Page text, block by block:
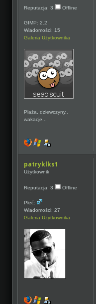
Reputacja: 3 Offline
GIMP: 2.2
Wiadomości: 15
Galeria Użytkownika
Plaża, dziewczyny..
wakacje...
patryklks1
Użytkownik
Reputacja: 3 Offline
Płeć:
Wiadomości: 27
Galeria Użytkownika